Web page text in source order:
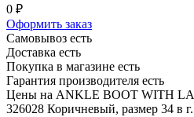
0 ₽
Оформить заказ
Самовывоз есть
Доставка есть
Покупка в магазине есть
Гарантия производителя есть
Цены на ANKLE BOOT WITH
326028 Коричневый, размер 34 в